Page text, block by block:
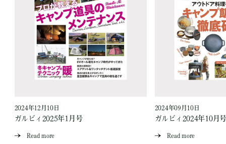
2024年12月10日
ガルビィ2025年1月号
Read more
2024年09月10日
ガルビィ2024年10月
Read more